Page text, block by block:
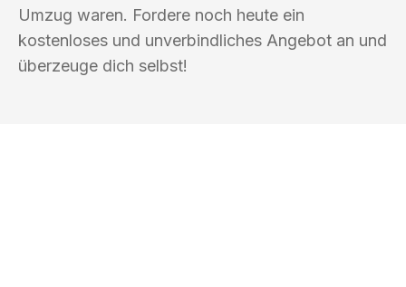
Umzug waren. Fordere noch heute ein
kostenloses und unverbindliches Angebot an und
überzeuge dich selbst!